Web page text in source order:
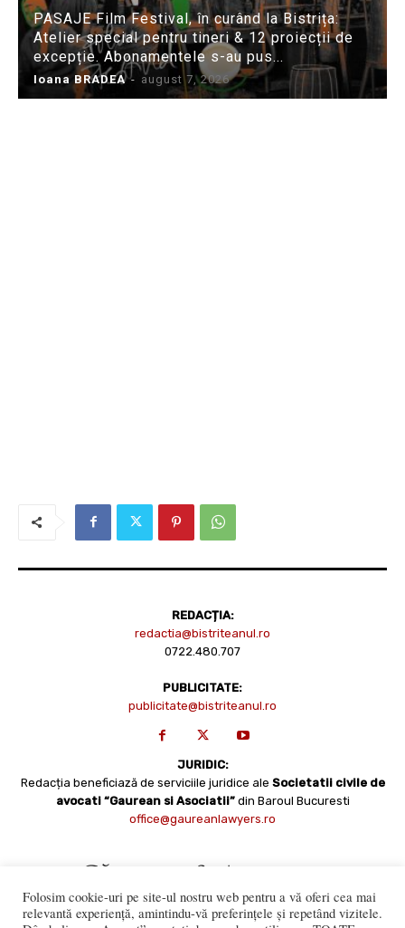
PASAJE Film Festival, în curând la Bistrița:
Atelier special pentru tineri & 12 proiecții de
excepție. Abonamentele s-au pus...
Ioana BRADEA - august 7, 2026
REDACȚIA:
redactia@bistriteanul.ro
0722.480.707
PUBLICITATE:
publicitate@bistriteanul.ro
JURIDIC:
Redacția beneficiază de serviciile juridice ale Societatii civile de
avocati “Gaurean si Asociatii” din Baroul Bucuresti
office@gaureanlawyers.ro
Folosim cookie-uri pe site-ul nostru web pentru a vă oferi cea mai
relevantă experiență, amintindu-vă preferințele și repetând vizitele.